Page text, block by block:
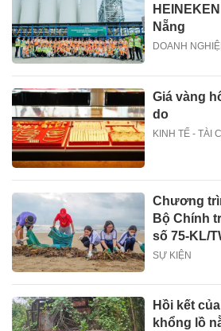
Nẵng
DOANH
Giá vàng
do
KINH TẾ - TÀI
Chương
Bộ Chính
số 75-KL/
SỰ KIỆN
Hồi kết
khổng lồ